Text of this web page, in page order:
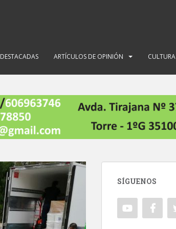
DESTACADAS ARTÍCULOS DE OPINIÓN CULTURA
SÍGUENOS